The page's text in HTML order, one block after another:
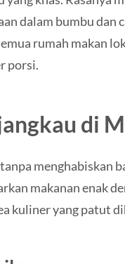
dalam bumbu dan
rumah makan
porsi.
di
menghabiskan
makanan enak
kuliner yang patut